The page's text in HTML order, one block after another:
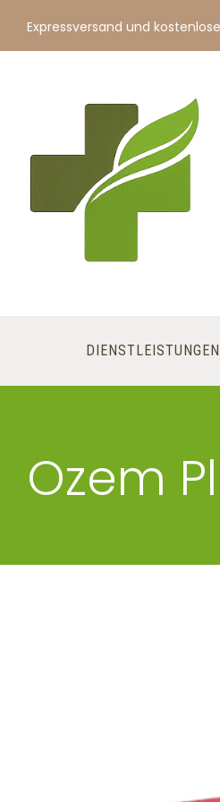
Expressversand und
DIENSTLEISTUNGEN
Ozem